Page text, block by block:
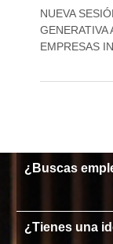
NUEVA
GENERATIVA
EMPRESAS
¿Buscas
¿Tienes una